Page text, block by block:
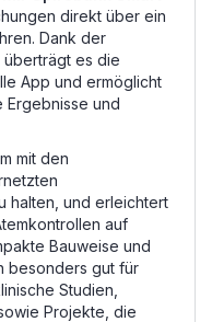
direkt über ein
Dank der
es die
App und ermöglicht
Ergebnisse und
mit den
halten, und erleichtert
auf
Bauweise und
besonders gut für
Studien,
Projekte, die